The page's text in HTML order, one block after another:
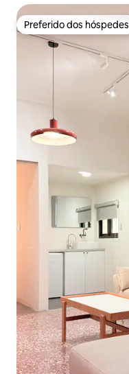
Preferido dos hóspedes
Preferido dos hóspedes